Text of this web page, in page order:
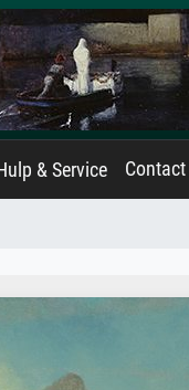
Hulp & Service Contact